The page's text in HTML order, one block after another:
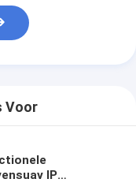
Voor
IP